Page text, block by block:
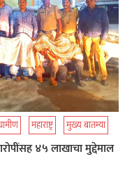
महाराष्ट्र मुख्य बातम्या
४५ लाखाचा मुद्देमाल